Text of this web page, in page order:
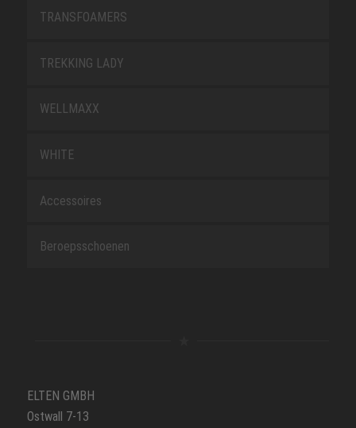
TRANSFOAMERS
TREKKING LADY
WELLMAXX
WHITE
Accessoires
Beroepsschoenen
ELTEN GMBH
Ostwall 7-13